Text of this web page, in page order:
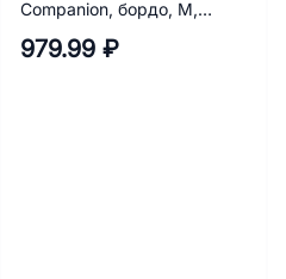
Companion, бордо, M,
979.99 ₽